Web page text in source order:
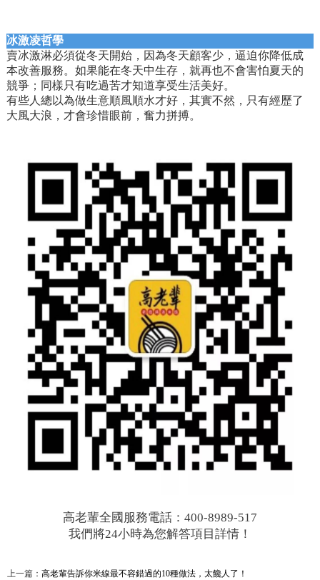
冰激凌哲學
賣冰激淋必須從冬天開始，因為冬天顧客少，逼迫你降低成
本改善服務。如果能在冬天中生存，就再也不會害怕夏天的
競爭；同樣只有吃過苦才知道享受生活美好。
有些人總以為做生意順風順水才好，其實不然，只有經歷了
大風大浪，才會珍惜眼前，奮力拼搏。
高老輩全國服務電話：400-8989-517
我們將24小時為您解答項目詳情！
上一篇： 高老輩告訴你米線最不容錯過的10種做法，太饞人了！